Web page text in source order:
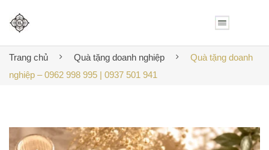
Trang chủ Quà tặng doanh nghiệp
Quà tặng doanh
nghiệp – 0962 998 995 | 0937 501 941